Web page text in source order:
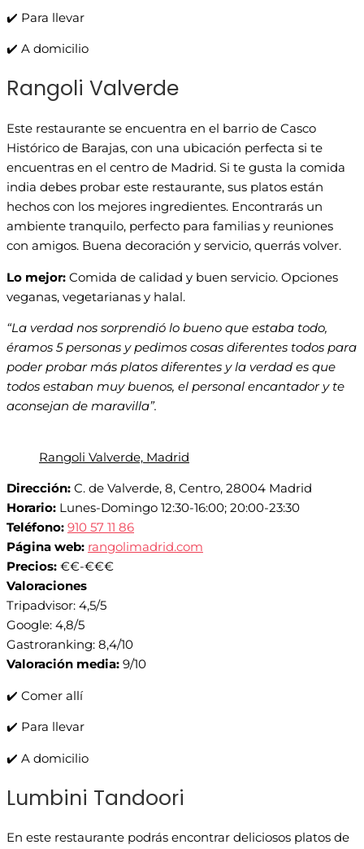
✔️ Para llevar
✔️ A domicilio
Rangoli Valverde
Este restaurante se encuentra en el barrio de Casco
Histórico de Barajas, con una ubicación perfecta si te
encuentras en el centro de Madrid. Si te gusta la comida
india debes probar este restaurante, sus platos están
hechos con los mejores ingredientes. Encontrarás un
ambiente tranquilo, perfecto para familias y reuniones
con amigos. Buena decoración y servicio, querrás volver.
Lo mejor: Comida de calidad y buen servicio. Opciones
veganas, vegetarianas y halal.
“La verdad nos sorprendió lo bueno que estaba todo,
éramos 5 personas y pedimos cosas diferentes todos para
poder probar más platos diferentes y la verdad es que
todos estaban muy buenos, el personal encantador y te
aconsejan de maravilla”.
Rangoli Valverde, Madrid
Dirección: C. de Valverde, 8, Centro, 28004 Madrid
Horario: Lunes-Domingo 12:30-16:00; 20:00-23:30
Teléfono: 910 57 11 86
Página web: rangolimadrid.com
Precios: €€-€€€
Valoraciones
Tripadvisor: 4,5/5
Google: 4,8/5
Gastroranking: 8,4/10
Valoración media: 9/10
✔️ Comer allí
✔️ Para llevar
✔️ A domicilio
Lumbini Tandoori
En este restaurante podrás encontrar deliciosos platos de